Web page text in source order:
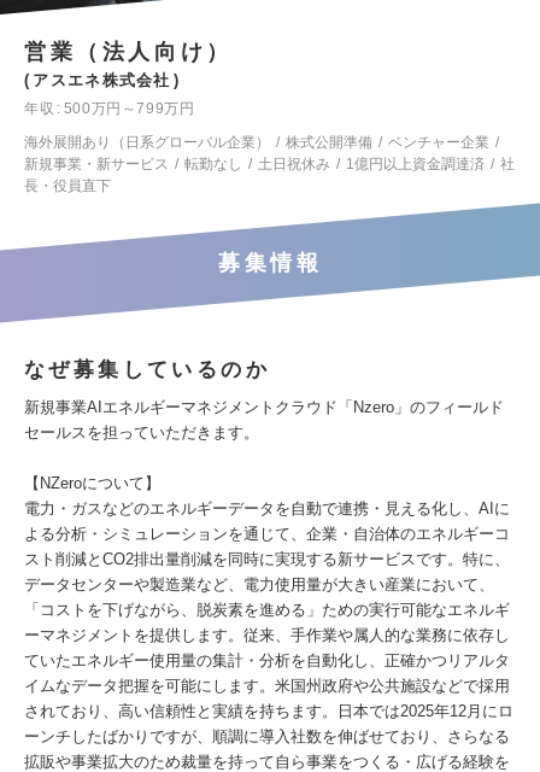
営業（法人向け）
アスエネ株式会社
年収
500万円～799万円
海外展開あり（日系グローバル企業）
株式公開準備
ベンチャー企業
新規事業・新サービス
転勤なし 土日祝休み 1億円以上資金調達済
社
長・役員直下
募集情報
なぜ募集しているのか
新規事業AIエネルギーマネジメントクラウド「Nzero」のフィールド
セールスを担っていただきます。
【NZeroについて】
電力・ガスなどのエネルギーデータを自動で連携・見える化し、AIに
よる分析・シミュレーションを通じて、企業・自治体のエネルギーコ
スト削減とCO2排出量削減を同時に実現する新サービスです。特に、
データセンターや製造業など、電力使用量が大きい産業において、
「コストを下げながら、脱炭素を進める」ための実行可能なエネルギ
ーマネジメントを提供します。従来、手作業や属人的な業務に依存し
ていたエネルギー使用量の集計・分析を自動化し、正確かつリアルタ
イムなデータ把握を可能にします。米国州政府や公共施設などで採用
されており、高い信頼性と実績を持ちます。日本では2025年12月にロ
ーンチしたばかりですが、順調に導入社数を伸ばせており、さらなる
拡販や事業拡大のため裁量を持って自ら事業をつくる・広げる経験を